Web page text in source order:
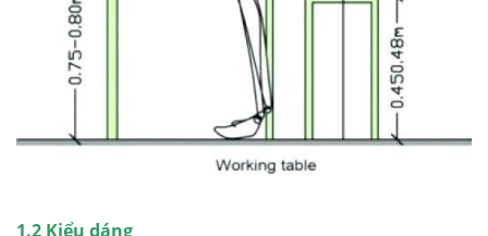
1.2 Kiểu dáng